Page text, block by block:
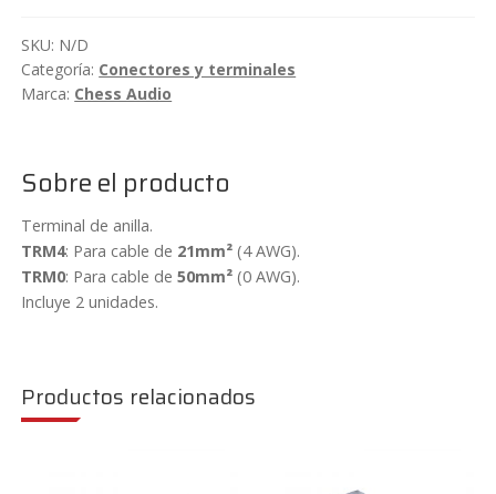
cable
de
21/50
Audio
TRM4/TRM0
cantidad
SKU: N/D
Categoría: Conectores y terminales
Marca: Chess Audio
Sobre el producto
Terminal de anilla.
TRM4: Para cable de 21mm² (4 AWG).
TRM0: Para cable de50mm² (0 AWG).
Incluye 2 unidades.
Productos relacionados